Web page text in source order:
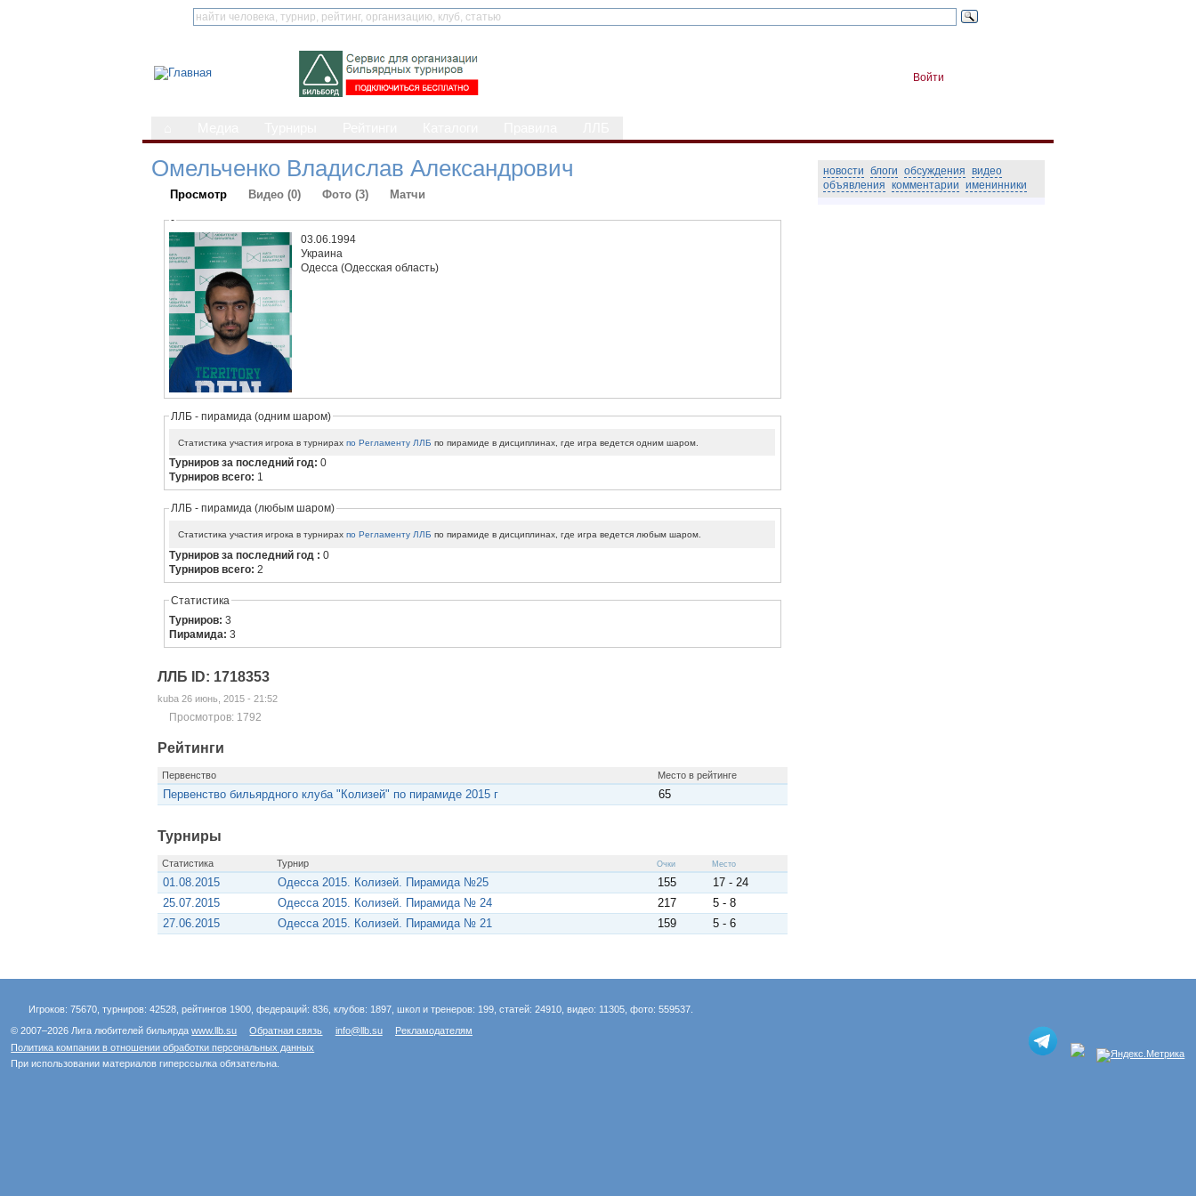
Войти
Омельченко Владислав Александрович
Просмотр Видео (0) Фото (3) Матчи
-
03.06.1994
Украина
Одесса (Одесская область)
ЛЛБ - пирамида (одним шаром)
Статистика участия игрока в турнирахпо Регламенту ЛЛБ по пирамиде в дисциплинах, где игра ведется одним шаром.
Турниров за последний год:0
Турниров всего: 1
ЛЛБ - пирамида (любым шаром)
Статистика участия игрока в турнирахпо Регламенту ЛЛБ по пирамиде в дисциплинах, где игра ведется любым шаром.
Турниров за последний год :0
Турниров всего:2
Статистика
Турниров:3
Пирамида:3
ЛЛБ ID: 1718353
kuba 26 июнь, 2015 - 21:52
Просмотров: 1792
Рейтинги
Первенство Место в рейтинге
Первенство бильярдного клуба "Колизей" по пирамиде 2015 г 65
Турниры
Статистика Турнир Очки Место
01.08.2015 Одесса 2015. Колизей. Пирамида №25 155
17 - 24
25.07.2015
Одесса 2015. Колизей. Пирамида № 24 217
5 - 8
27.06.2015
Одесса 2015. Колизей. Пирамида № 21 159 5 - 6
новости блоги обсуждения видео
объявления комментарии именинники
Игроков: 75670, турниров: 42528, рейтингов 1900, федераций: 836, клубов: 1897, школ и тренеров: 199, статей: 24910, видео: 11305, фото: 559537.
© 2007–2026 Лига любителей бильярдаwww.llb.su Обратная связь info@llb.su
Рекламодателям
Политика компании в отношении обработки персональных данных
При использовании материалов гиперссылка обязательна.